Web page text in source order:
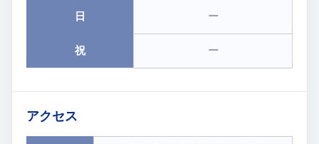
日 ー
祝 ー
アクセス